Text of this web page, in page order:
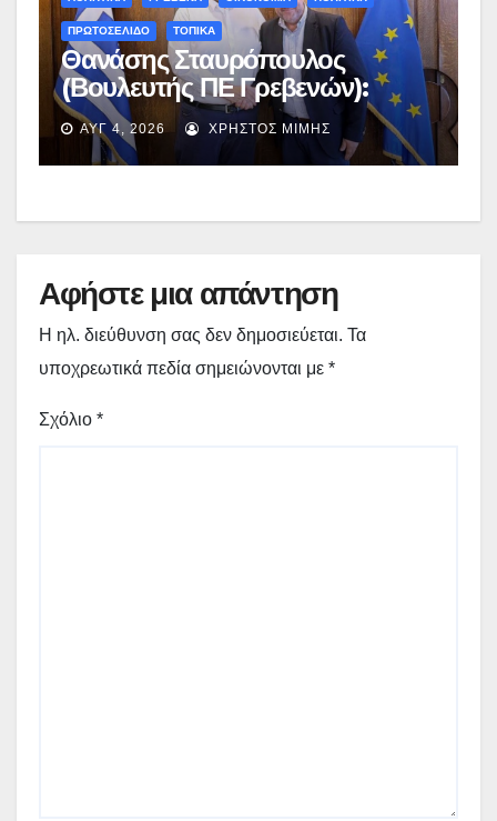
ΠΡΩΤΟΣΕΛΙΔΟ ΤΟΠΙΚΑ
Θανάσης Σταυρόπουλος
(Βουλευτής ΠΕ Γρεβενών):
Έκτακτη χρηματοδότηση
400.000€ για επιπλέον
εργασίες στο Δημοτικό Στάδιο
ΑΥΓ 4, 2026 ΧΡΉΣΤΟΣ ΜΊΜΗΣ
Αφήστε μια απάντηση
Η ηλ. διεύθυνση σας δεν δημοσιεύεται. Τα
υποχρεωτικά πεδία σημειώνονται με *
Σχόλιο *